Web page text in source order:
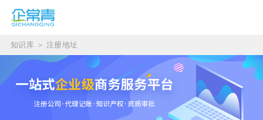
知识库 ＞ 注册地址